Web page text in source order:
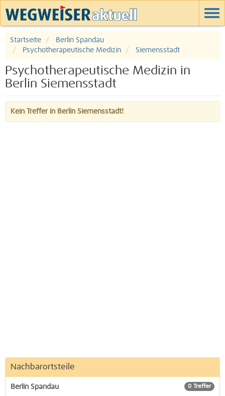
Startseite
Berlin Spandau
Psychotherapeutische Medizin
Siemensstadt
Psychotherapeutische Medizin in
Berlin Siemensstadt
Kein Treffer in Berlin Siemensstadt!
Nachbarortsteile
0 Treffer
Berlin Spandau